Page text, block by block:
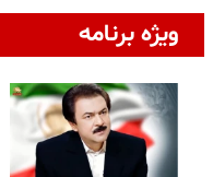
ویژه برنامه